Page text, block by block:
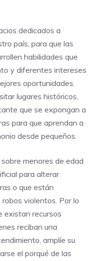
dedicados a
país, para que las
habilidades que
y diferentes intereses
oportunidades.
lugares históricos,
que se expongan a
para que aprendan a
desde pequeños.
menores de edad
para alterar
o que están
violentos. Por lo
existan recursos
reciban una
amplíe su
el porqué de las